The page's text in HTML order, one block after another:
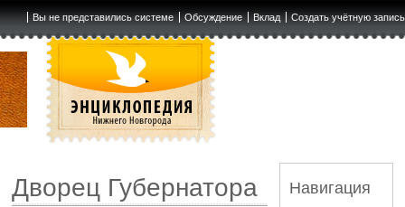
Вы не представились системе Обсуждение Вклад Создать учётную запись
Дворец Губернатора Навигация